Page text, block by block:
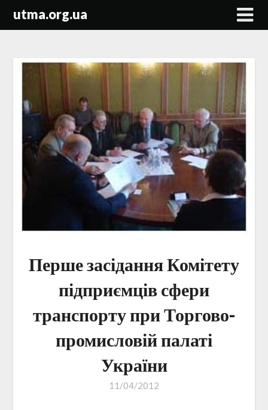
utma.org.ua
Перше засідання Комітету
підприємців сфери
транспорту при Торгово-
промисловій палаті
України
11/04/2012